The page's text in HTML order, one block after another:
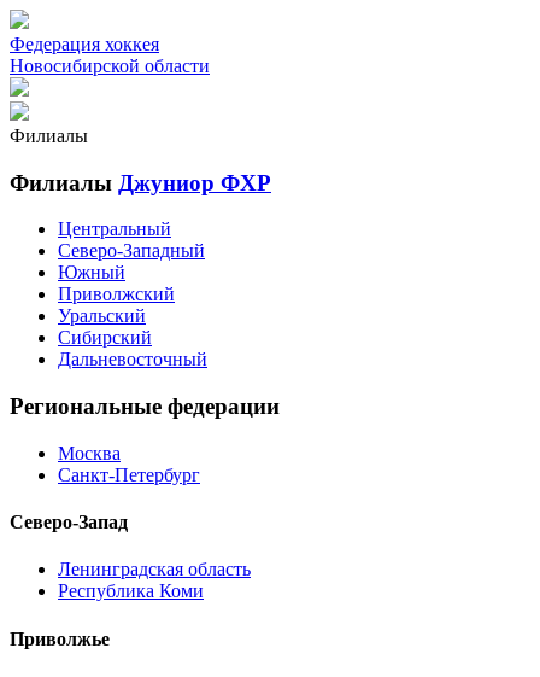
Федерация хоккея
Новосибирской области
Филиалы
Филиалы Джуниор ФХР
Центральный
Северо-Западный
Южный
Приволжский
Уральский
Сибирский
Дальневосточный
Региональные федерации
Москва
Санкт-Петербург
Северо-Запад
Ленинградская область
Республика Коми
Приволжье